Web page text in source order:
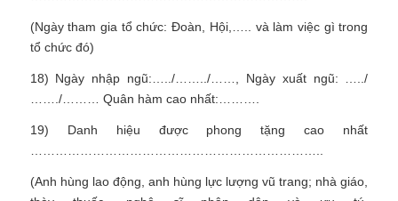
(Ngày tham gia tổ chức: Đoàn, Hội,….. và làm việc gì trong
tổ chức đó)
18) Ngày nhập ngũ:…../……../……, Ngày xuất ngũ: …../
……./……… Quân hàm cao nhất:……….
19) Danh hiệu được phong tặng cao nhất
(Anh hùng lao động, anh hùng lực lượng vũ trang; nhà giáo,